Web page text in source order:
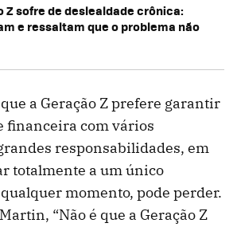
Z sofre de deslealdade crônica:
e ressaltam que o problema não
a Geração Z prefere garantir
financeira com vários
responsabilidades, em
totalmente a um único
momento, pode perder.
“Não é que a Geração Z